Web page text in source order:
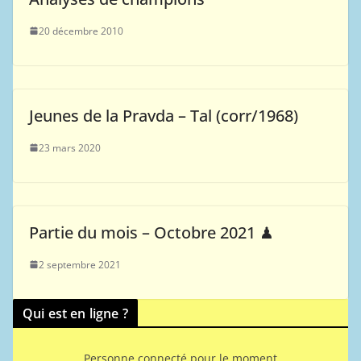
20 décembre 2010
Jeunes de la Pravda – Tal (corr/1968)
23 mars 2020
Partie du mois – Octobre 2021 ♟
2 septembre 2021
Qui est en ligne ?
Personne connecté pour le moment